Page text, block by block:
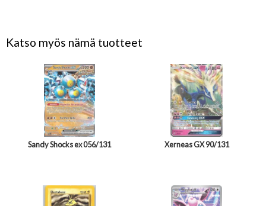
Katso myös nämä tuotteet
Sandy Shocks ex 056/131 Xerneas GX 90/131